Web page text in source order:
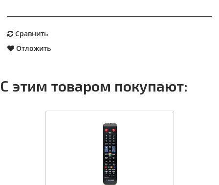
Сравнить
Отложить
С этим товаром покупают: